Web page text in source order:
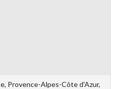
Provence-Alpes-Côte d'Azur,